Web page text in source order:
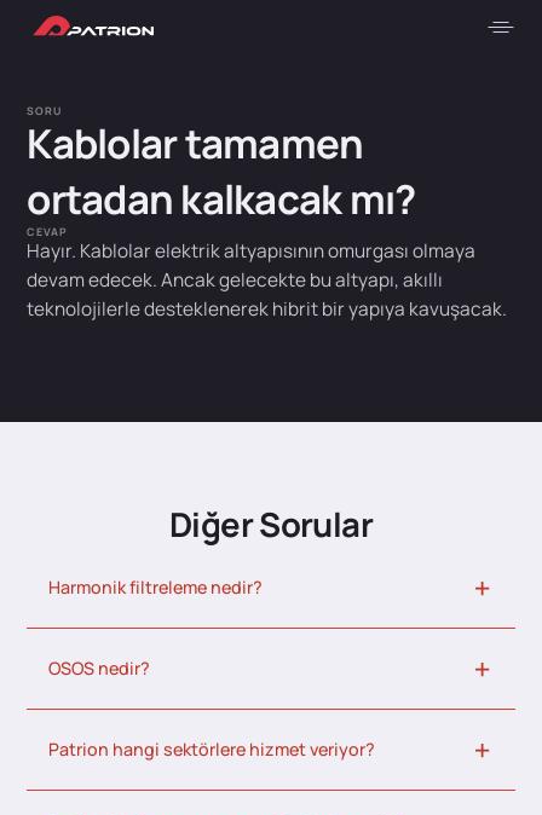
SORU
Kablolar tamamen
ortadan kalkacak mı?
CEVAP
Hayır. Kablolar elektrik altyapısının omurgası olmaya
devam edecek. Ancak gelecekte bu altyapı, akıllı
teknolojilerle desteklenerek hibrit bir yapıya kavuşacak.
Diğer Sorular
Harmonik filtreleme nedir?
OSOS nedir?
Patrion hangi sektörlere hizmet veriyor?